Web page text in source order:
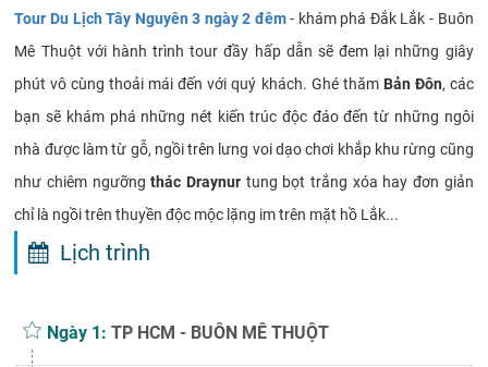
Tour Du Lịch Tây Nguyên 3 ngày 2 đêm- khám phá Đắk Lắk - Buôn
Mê Thuột với hành trình tour đầy hấp dẫn sẽ đem lại những giây
phút vô cùng thoải mái đến với quý khách. Ghé thăm Bản Đôn, các
bạn sẽ khám phá những nét kiến trúc độc đáo đến từ những ngôi
nhà được làm từ gỗ, ngồi trên lưng voi dạo chơi khắp khu rừng cũng
như chiêm ngưỡngthác Draynur tung bọt trắng xóa hay đơn giản
chỉ là ngồi trên thuyền độc mộc lặng im trên mặt hồ Lắk...
Lịch trình
Ngày 1:TP HCM - BUÔN MÊ THUỘT